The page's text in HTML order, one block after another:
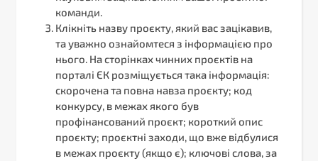
команди.
Клікніть назву проєкту, який вас зацікавив,
та уважно ознайомтеся з інформацією про
нього. На сторінках чинних проєктів на
порталі ЄК розміщується така інформація:
скорочена та повна навза проєкту; код
конкурсу, в межах якого був
профінансований проєкт; короткий опис
проєкту; проєктні заходи, що вже відбулися
в межах проєкту (якщо є); ключові слова, за